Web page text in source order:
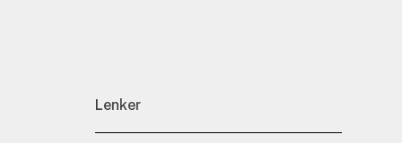
Lenker